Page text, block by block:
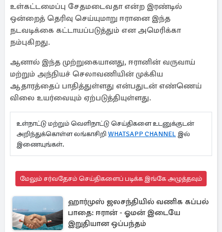
உள்கட்டமைப்பு சேதமடைவதா என்ற இரண்டில்
ஒன்றைத் தெரிவு செய்யுமாறு ஈரானை இந்த
நடவடிக்கை கட்டாயப்படுத்தும் என அமெரிக்கா
நம்புகிறது.
ஆனால் இந்த முற்றுகையானது, ஈரானின் வருவாய்
மற்றும் அந்நியச் செலாவணியின் முக்கிய
ஆதாரத்தைப் பாதித்துள்ளது என்பதுடன் எண்ணெய்
விலை உயர்வையும் ஏற்படுத்தியுள்ளது.
உள்நாட்டு மற்றும் வெளிநாட்டு செய்திகளை உடனுக்குடன்
அறிந்துக்கொள்ள லங்காசிறி WHATSAPP CHANNEL இல்
இணையுங்கள்.
மேலும் சர்வதேசம் செய்திகளைப் படிக்க இங்கே அழுத்தவும்
ஹார்முஸ் ஜலசந்தியில் வணிக கப்பல்
பாதை: ஈரான் - ஓமன் இடையே
இறுதியான ஒப்பந்தம்